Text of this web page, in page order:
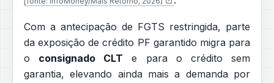
Com a antecipação de FGTS restringida, parte
da exposição de crédito PF garantido migra para
o consignado CLT e para o crédito sem
garantia, elevando ainda mais a demanda por